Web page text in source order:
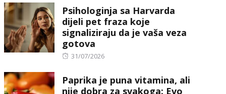
Psihologinja sa Harvarda
dijeli pet fraza koje
signaliziraju da je vaša veza
gotova
Posted
31/07/2026
Paprika je puna vitamina, ali
nije dobra za svakoga: Evo